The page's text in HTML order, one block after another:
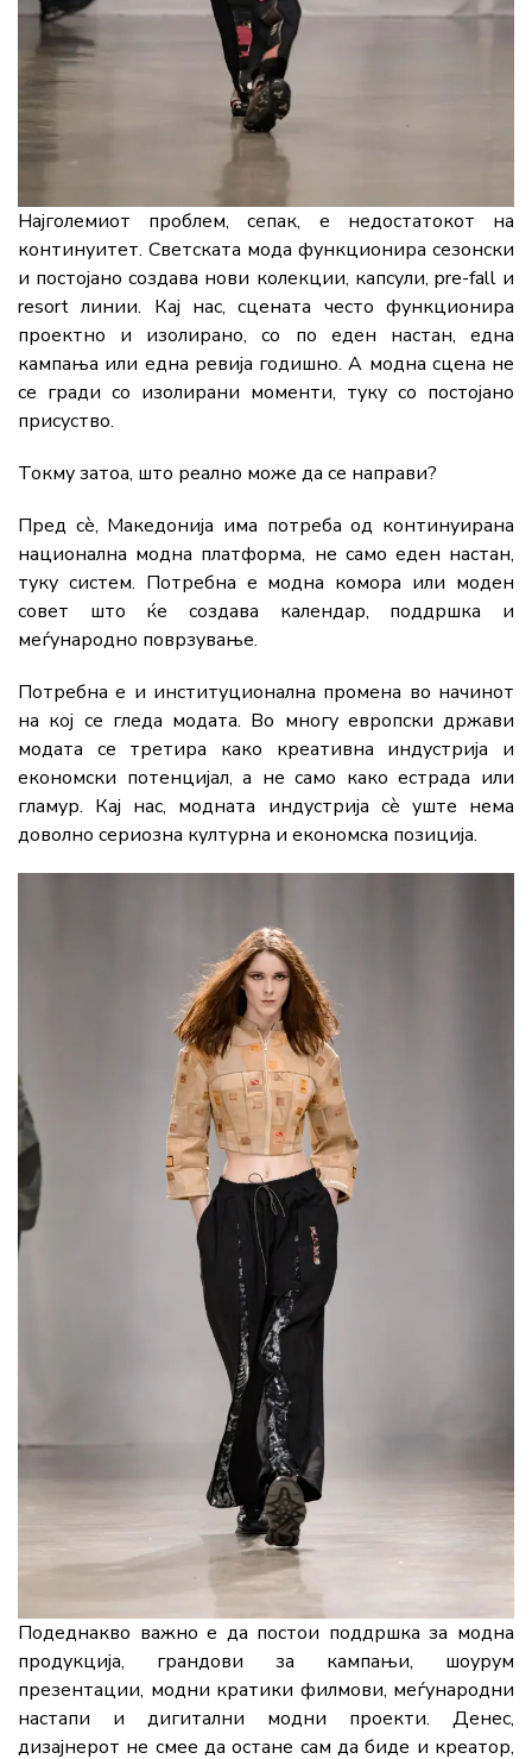
Најголемиот проблем, сепак, е недостатокот на
континуитет. Светската мода функционира сезонски
и постојано создава нови колекции, капсули, pre-fall и
resort линии. Кај нас, сцената често функционира
проектно и изолирано, со по еден настан, една
кампања или една ревија годишно. А модна сцена не
се гради со изолирани моменти, туку со постојано
присуство.
Токму затоа, што реално може да се направи?
Пред сè, Македонија има потреба од континуирана
национална модна платформа, не само еден настан,
туку систем. Потребна е модна комора или моден
совет што ќе создава календар, поддршка и
меѓународно поврзување.
Потребна е и институционална промена во начинот
на кој се гледа модата. Во многу европски држави
модата се третира како креативна индустрија и
економски потенцијал, а не само како естрада или
гламур. Кај нас, модната индустрија сè уште нема
доволно сериозна културна и економска позиција.
Подеднакво важно е да постои поддршка за модна
продукција, грандови за кампањи, шоурум
презентации, модни кратики филмови, меѓународни
настапи и дигитални модни проекти. Денес,
дизајнерот не смее да остане сам да биде и креатор,